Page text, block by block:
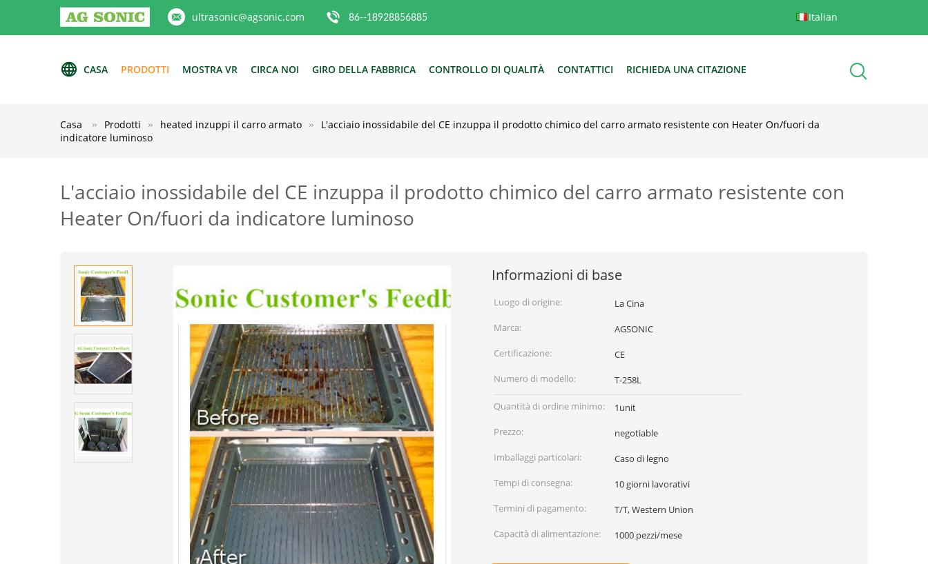
ultrasonic@agsonic.com 86--18928856885 Italian
CASA PRODOTTI MOSTRA VR CIRCA NOI GIRO DELLA FABBRICA CONTROLLO DI QUALITÀ CONTATTICI RICHIEDA UNA CITAZIONE
Casa Prodotti heated inzuppi il carro armato
L'acciaio inossidabile del CE inzuppa il prodotto chimico del carro armato resistente con Heater On/fuori da
indicatore luminoso
L'acciaio inossidabile del CE inzuppa il prodotto chimico del carro armato resistente con
Heater On/fuori da indicatore luminoso
Informazioni di base
Luogo di origine:
La Cina
Marca:
AGSONIC
Certificazione:
CE
Numero di modello:
T-258L
Quantità di ordine minimo:
1unit
Prezzo:
negotiable
Imballaggi particolari:
Caso di legno
Tempi di consegna:
10 giorni lavorativi
Termini di pagamento:
T/T, Western Union
Capacità di alimentazione:
1000 pezzi/mese